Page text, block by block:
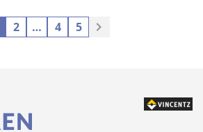
2 … 4 5